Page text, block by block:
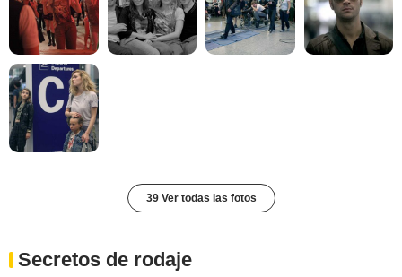
39 Ver todas las fotos
Secretos de rodaje